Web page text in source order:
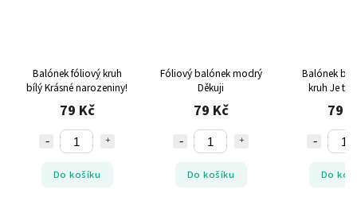
Balónek fóliový kruh
bílý Krásné narozeniny!
79 Kč
Do košíku
Fóliový balónek modrý
Děkuji
79 Kč
Do košíku
Balónek
kruh Je to
79
Do